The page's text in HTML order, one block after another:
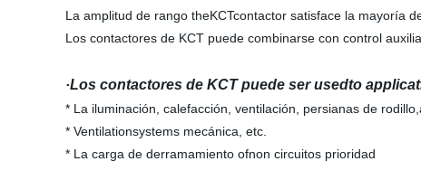
La amplitud de rango theKCTcontactor satisface la mayoría
Los contactores de KCT puede combinarse con control
·Los contactores de KCT puede ser usedto
* La iluminación, calefacción, ventilación, persianas de
* Ventilationsystems mecánica, etc.
* La carga de derramamiento ofnon circuitos prioridad